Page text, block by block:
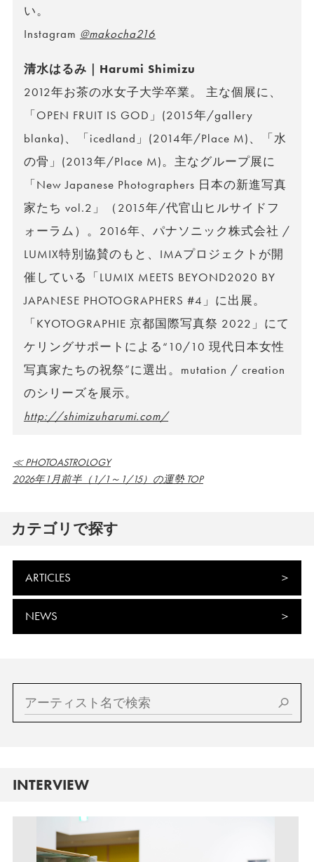
い。
Instagram @makocha216
清水はるみ｜Harumi Shimizu
2012年お茶の水女子大学卒業。 主な個展に、
「OPEN FRUIT IS GOD」(2015年/gallery
blanka)、「icedland」(2014年/Place M)、「水
の骨」(2013年/Place M)。主なグループ展に
「New Japanese Photographers 日本の新進写真
家たち vol.2」（2015年/代官山ヒルサイドフ
ォーラム）。2016年、パナソニック株式会社 /
LUMIX特別協賛のもと、IMAプロジェクトが開
催している「LUMIX MEETS BEYOND2020 BY
JAPANESE PHOTOGRAPHERS #4」に出展。
「KYOTOGRAPHIE 京都国際写真祭 2022」にて
ケリングサポートによる“10/10 現代日本女性
写真家たちの祝祭”に選出。mutation / creation
のシリーズを展示。
http://shimizuharumi.com/
≪ PHOTOASTROLOGY
2026年1月前半（1/1～1/15）の運勢 TOP
カテゴリで探す
ARTICLES
NEWS
INTERVIEW